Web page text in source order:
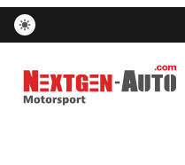
Nextgen-Auto.com